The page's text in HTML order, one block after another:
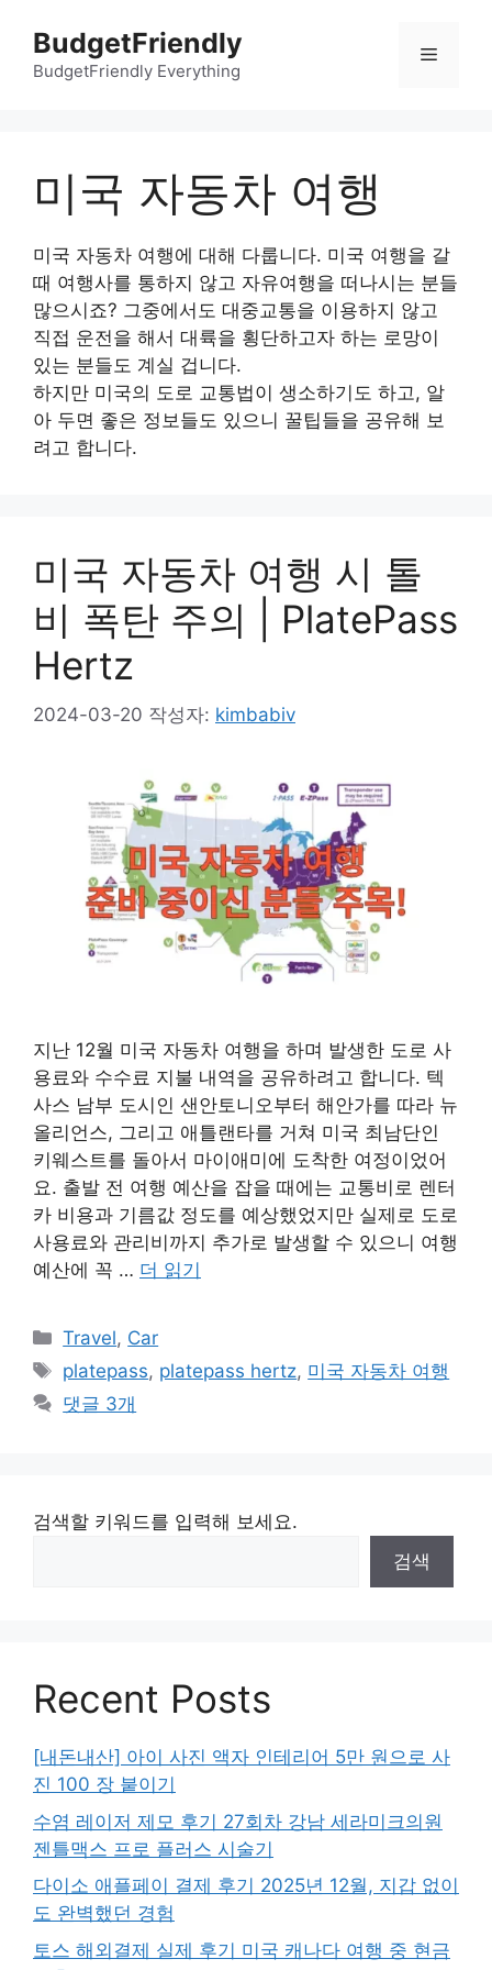
BudgetFriendly
BudgetFriendly Everything
메
미국 자동차 여행
미국 자동차 여행에 대해 다룹니다. 미국 여행을 갈
때 여행사를 통하지 않고 자유여행을 떠나시는 분들
많으시죠? 그중에서도 대중교통을 이용하지 않고
직접 운전을 해서 대륙을 횡단하고자 하는 로망이
있는 분들도 계실 겁니다.
하지만 미국의 도로 교통법이 생소하기도 하고, 알
아 두면 좋은 정보들도 있으니 꿀팁들을 공유해 보
려고 합니다.
미국 자동차 여행 시 톨
비 폭탄 주의 | PlatePass
Hertz
2024-03-20 작성자: kimbabiv
지난 12월 미국 자동차 여행을 하며 발생한 도로 사
용료와 수수료 지불 내역을 공유하려고 합니다. 텍
사스 남부 도시인 샌안토니오부터 해안가를 따라 뉴
올리언스, 그리고 애틀랜타를 거쳐 미국 최남단인
키웨스트를 돌아서 마이애미에 도착한 여정이었어
요. 출발 전 여행 예산을 잡을 때에는 교통비로 렌터
카 비용과 기름값 정도를 예상했었지만 실제로 도로
사용료와 관리비까지 추가로 발생할 수 있으니 여행
예산에 꼭 … 더 읽기
카
테
고
리
Travel, Car
태
그
platepass, platepass hertz, 미국 자동차 여행
댓글 3개
검색할 키워드를 입력해 보세요.
검색
Recent Posts
[내돈내산] 아이 사진 액자 인테리어 5만 원으로 사
진 100 장 붙이기
수염 레이저 제모 후기 27회차 강남 세라미크의원
젠틀맥스 프로 플러스 시술기
다이소 애플페이 결제 후기 2025년 12월, 지갑 없이
도 완벽했던 경험
토스 해외결제 실제 후기 미국 캐나다 여행 중 현금